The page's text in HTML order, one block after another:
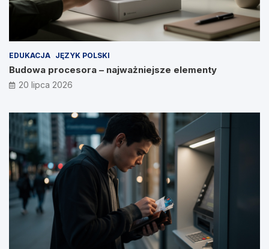
EDUKACJA JĘZYK POLSKI
Budowa procesora – najważniejsze elementy
20 lipca 2026